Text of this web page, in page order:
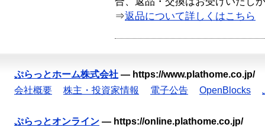
⇒返品について詳しくはこちら
ぷらっとホーム株式会社 — https://www.plathome.co.jp/
会社概要
株主・投資家情報 電子公告 OpenBlocks
ぷらっとオンライン — https://online.plathome.co.jp/